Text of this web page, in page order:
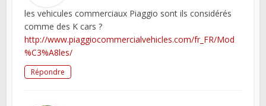
les vehicules commerciaux Piaggio sont ils considérés
comme des K cars ?
http://www.piaggiocommercialvehicles.com/fr_FR/Mod
%C3%A8les/
Répondre